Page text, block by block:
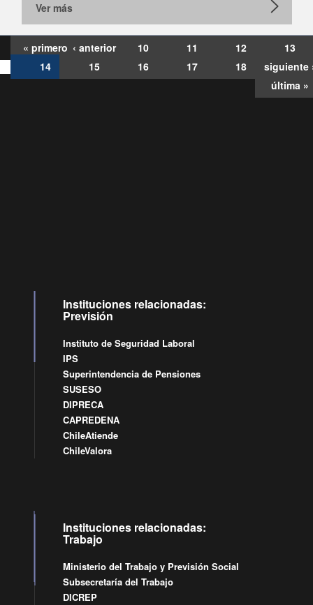
Ver más
« primero ‹ anterior 10 11 12
13
14
15 16 17 18
siguiente
última »
Instituciones relacionadas:
Previsión
Instituto de Seguridad Laboral
IPS
Superintendencia de Pensiones
SUSESO
DIPRECA
CAPREDENA
ChileAtiende
ChileValora
Instituciones relacionadas:
Trabajo
Ministerio del Trabajo y Previsión Social
Subsecretaría del Trabajo
DICREP